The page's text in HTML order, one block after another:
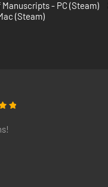
- PC (Steam)
(Steam)